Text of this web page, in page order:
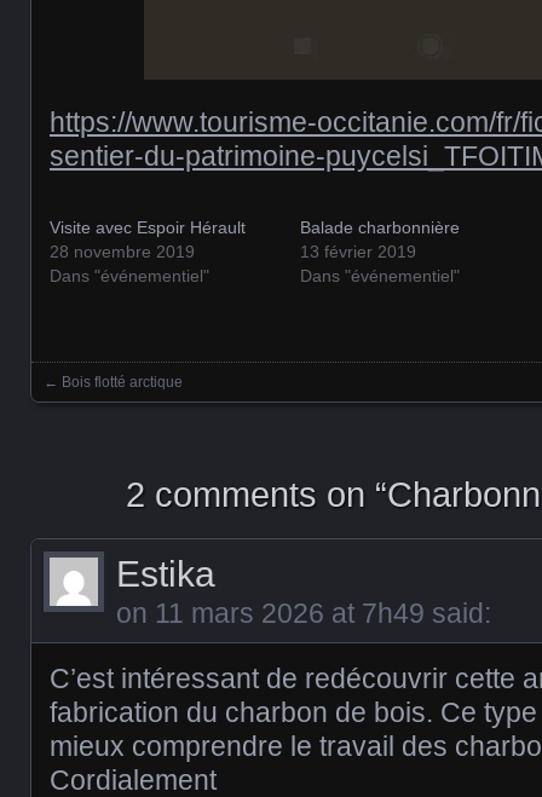
https://www.tourisme-occitanie.com/fr/
sentier-du-patrimoine-
Visite avec Espoir Hérault
28 novembre 2019
Dans "événementiel"
Balade charbonnière
13 février 2019
Dans "événementiel"
Posts navigation
← Bois flotté arctique
2 comments on “
Estika
on 11 mars 2026 at 7h49 said:
C’est intéressant de redécouvrir cette
fabrication du charbon de bois. Ce
mieux comprendre le travail des
Cordialement